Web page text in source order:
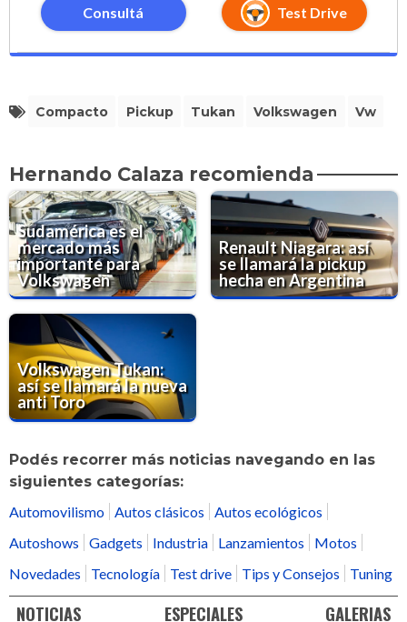
Consultá Test Drive
Compacto Pickup Tukan Volkswagen Vw
Hernando Calaza recomienda
Sudamérica es el
mercado más
importante para
Volkswagen
Renault Niagara: así
se llamará la pickup
hecha en Argentina
Volkswagen Tukan:
así se llamará la nueva
anti Toro
Podés recorrer más noticias navegando en las
siguientes categorías:
Automovilismo
Autos clásicos
Autos ecológicos
Autoshows
Gadgets Industria Lanzamientos
Motos
Novedades
Tecnología Test drive Tips y Consejos Tuning
NOTICIAS ESPECIALES GALERIAS